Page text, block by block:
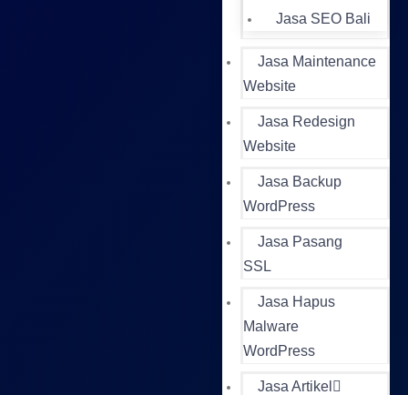
Jasa SEO Bali
Jasa Maintenance
Website
Jasa Redesign
Website
Jasa Backup
WordPress
Jasa Pasang
SSL
Jasa Hapus
Malware
WordPress
Jasa Artikel